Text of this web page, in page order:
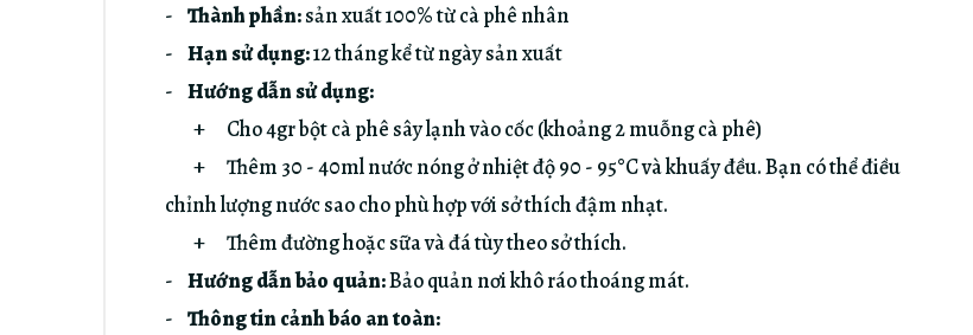
- Thành phần:sản xuất 100% từ cà phê nhân
- Hạn sử dụng:12 tháng kể từ ngày sản xuất
- Hướng dẫn sử dụng:
+ Cho 4gr bột cà phê sây lạnh vào cốc (khoảng 2 muỗng cà phê)
+ Thêm 30 - 40ml nước nóng ở nhiệt độ 90 - 95°C và khuấy đều. Bạn có thể điều
chỉnh lượng nước sao cho phù hợp với sở thích đậm nhạt.
+ Thêm đường hoặc sữa và đá tùy theo sở thích.
- Hướng dẫn bảo quản:Bảo quản nơi khô ráo thoáng mát.
- Thông tin cảnh báo an toàn: